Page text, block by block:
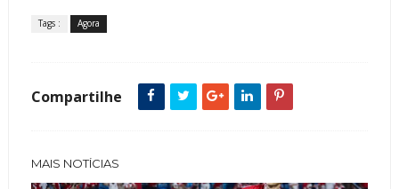
Tags : Agora
Compartilhe
MAIS NOTÍCIAS